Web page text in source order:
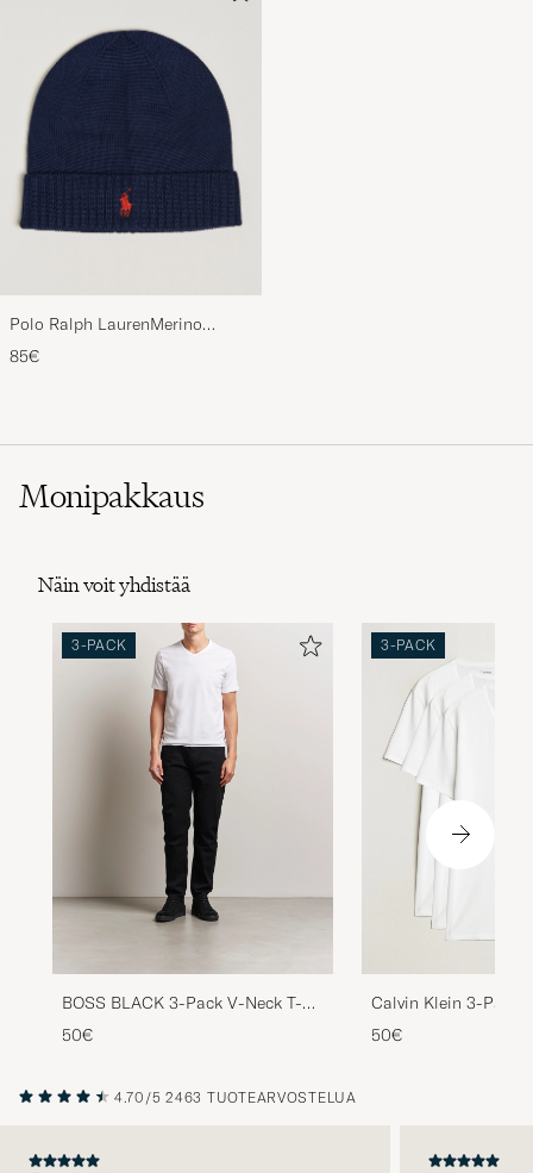
Polo Ralph LaurenMerino
BeanieHunter Navy
85€
Monipakkaus
Näin voit yhdistää
3-PACK
BOSS BLACK 3-Pack V-Neck T-
Shirt White
50€
3-PACK
Calvin Klein 3-Pack
Stretch Crew Neck
50€
4.70/5 2463 TUOTEARVOSTELUA